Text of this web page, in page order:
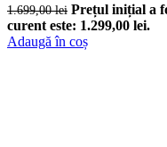
1.699,00lei Prețul inițial a
curent este: 1.299,00 lei.
Adaugă în coș